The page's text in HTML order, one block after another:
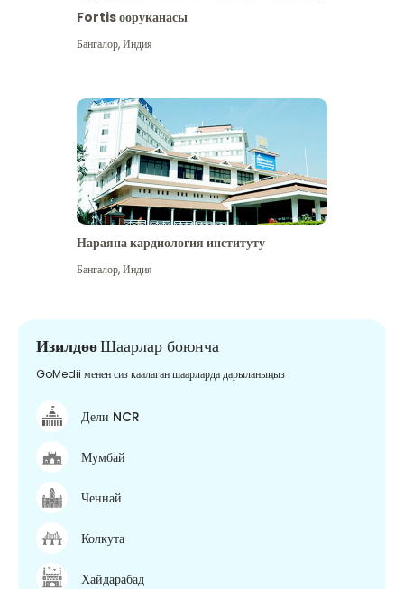
Fortis ооруканасы
Бангалор,Индия
Нараяна кардиология институту
Бангалор,Индия
ИзилдөөШаарлар боюнча
GoMedii менен сиз каалаган шаарларда дарыланыңыз
Дели NCR
Мумбай
Ченнай
Колкута
Хайдарабад